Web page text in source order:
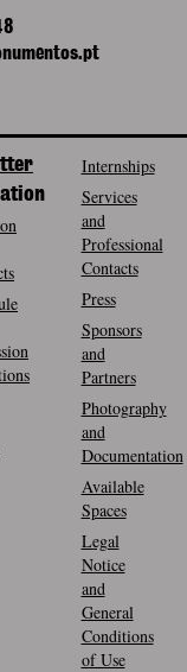
Internships
Services
and
Professional
Contacts
Press
Sponsors
and
Partners
Photography
and
Documentation
Available
Spaces
Legal
Notice
and
General
Conditions
of Use